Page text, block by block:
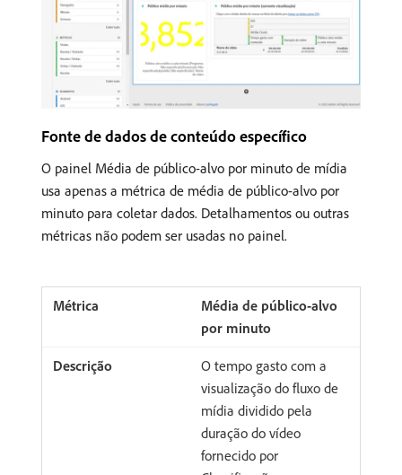
Fonte de dados de conteúdo específico
O painel Média de público-alvo por minuto de mídia
usa apenas a métrica de média de público-alvo por
minuto para coletar dados. Detalhamentos ou outras
métricas não podem ser usadas no painel.
Média de público-alvo
por minuto
O tempo gasto com a
visualização do fluxo de
mídia dividido pela
duração do vídeo
fornecido por